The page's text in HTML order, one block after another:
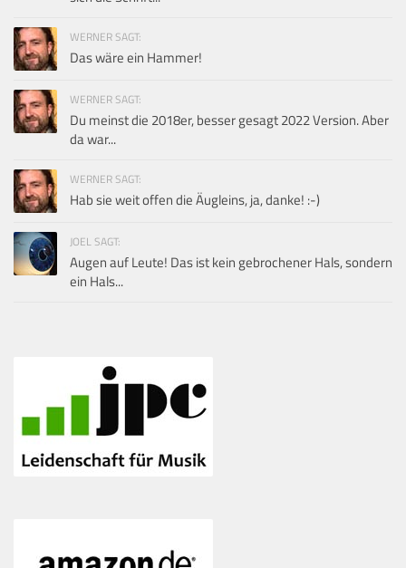
WERNER SAGT:
Das wäre ein Hammer!
WERNER SAGT:
Du meinst die 2018er, besser gesagt 2022 Version. Aber
da war...
WERNER SAGT:
Hab sie weit offen die Äugleins, ja, danke! :-)
JOEL SAGT:
Augen auf Leute! Das ist kein gebrochener Hals, sondern
ein Hals...